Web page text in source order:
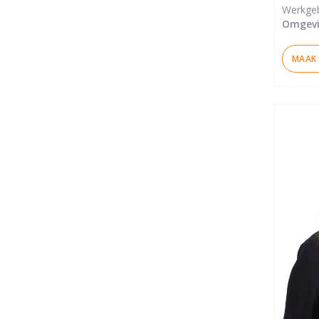
MAAK